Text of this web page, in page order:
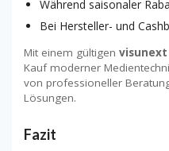
Während saisonaler
Bei Hersteller- und
Mit einem gültigen visunext
Kauf moderner
von professioneller
Lösungen.
Fazit